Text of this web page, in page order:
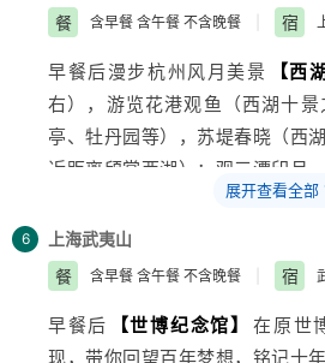
车赴苏州（50公里、车程约1小时
廊桥，财神湾、江南百床馆等。
在人们的印象中，“杭白菊”顾名
花。但是，真正的“杭白菊”原产
江 桐乡。桐乡自古就是菊乡，
菊”，千早餐后游览2008年贺岁
地，江南最大的湿地公园— 【西
赠送游览【清河坊古街】
化底蕴的古街。
湖龙井一杯。
餐
含早餐 含午餐 不含晚餐 宿
早餐后漫步杭州风月美景 【西
右），游览花港观鱼（西湖十
亭、牡丹园等），苏堤春晓（西
近距离颀赏西湖）；观三潭印月
山烟岚、断桥等），曲院风荷（
胜地，南宋酒文化馆等）。游览
【虎跑梦泉】（虎跑泉、梦虎雕
师纪念馆等）。游览新西湖十景
时）：梅家坞溪谷深广，常年
展开查看全部
6 上海武夷山
餐
含早餐 含午餐 不含晚餐 宿
早餐后 【世博纪念馆】
在原世
现，带你回望百年梦想，铭记十